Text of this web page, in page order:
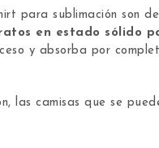
para sublimación son
en estado sólido
y absorba por
las camisas que se